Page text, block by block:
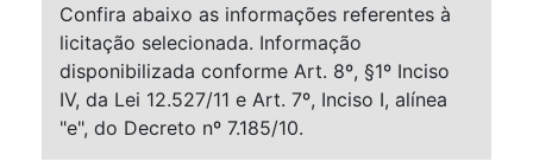
Confira abaixo as informações referentes à
licitação selecionada. Informação
disponibilizada conforme Art. 8º, §1º Inciso
IV, da Lei 12.527/11 e Art. 7º, Inciso I, alínea
"e", do Decreto nº 7.185/10.